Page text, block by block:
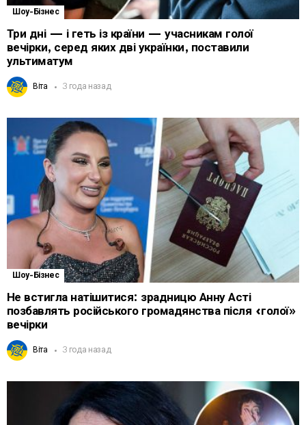
Шоу-Бізнес
Три дні — і геть із країни — учасникам голої
вечірки, серед яких дві українки, поставили
ультиматум
Віта 3 года назад
Шоу-Бізнес
Не встигла натішитися: зрадницю Анну Асті
позбавлять російського громадянства після «голої»
вечірки
Віта 3 года назад